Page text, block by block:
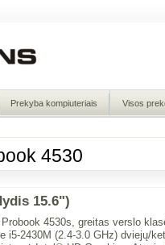
Prekyba kompiuteriais Visos
4530
15.6")
Probook 4530s, greitas verslo
i5-2430M (2.4-3.0 GHz) dviejų/